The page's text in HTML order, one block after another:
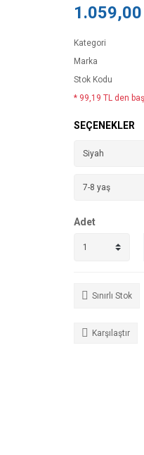
Kategori
Marka
Stok Kodu
* 99,19 TL den
SEÇENEKLER
Adet
Sınırlı Stok
Karşılaştır